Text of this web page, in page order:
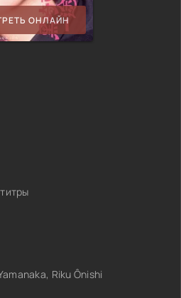
ОНЛАЙН
Riku Ônishi